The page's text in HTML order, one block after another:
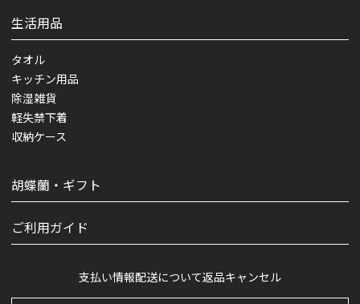
生活用品
タオル
キッチン用品
除湿雑貨
軽失禁下着
収納ケース
胡蝶蘭・ギフト
ご利用ガイド
支払い情報配送について返品キャンセル